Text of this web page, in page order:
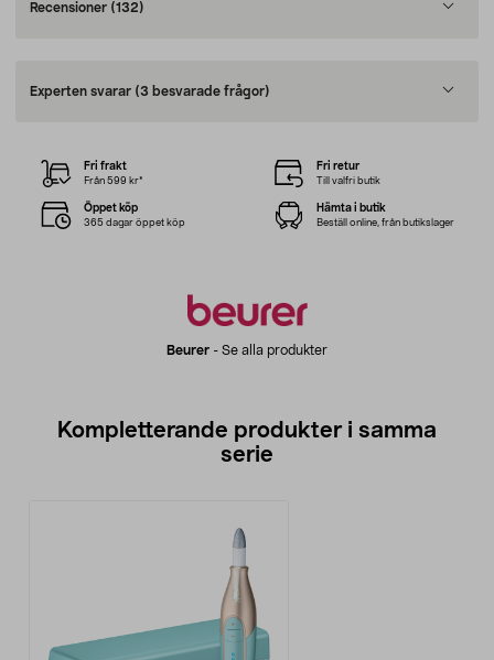
Recensioner (132)
Experten svarar (3 besvarade frågor)
Beurer - Se alla produkter
Fri frakt
Från 599 kr*
Fri retur
Till valfri butik
Öppet köp
365 dagar öppet köp
Hämta i butik
Beställ online, från butikslager
Kompletterande produkter i samma
serie